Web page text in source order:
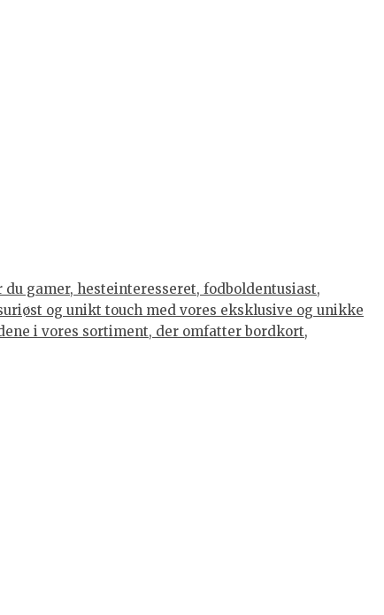
gamer, hesteinteresseret, fodboldentusiast,
og unikt touch med vores eksklusive og unikke
i vores sortiment, der omfatter bordkort,